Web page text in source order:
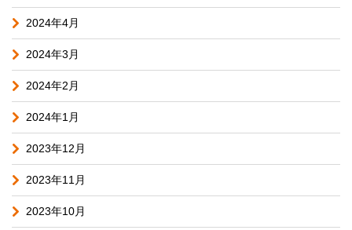
2024年4月
2024年3月
2024年2月
2024年1月
2023年12月
2023年11月
2023年10月